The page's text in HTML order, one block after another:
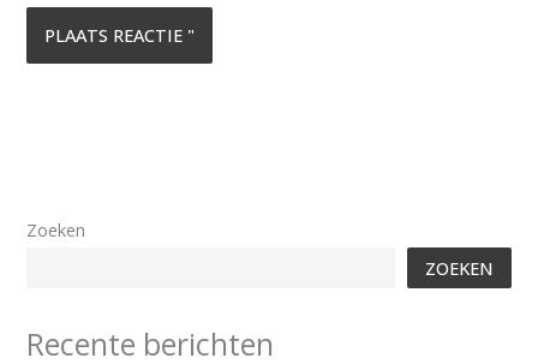
Zoeken
ZOEKEN
Recente berichten